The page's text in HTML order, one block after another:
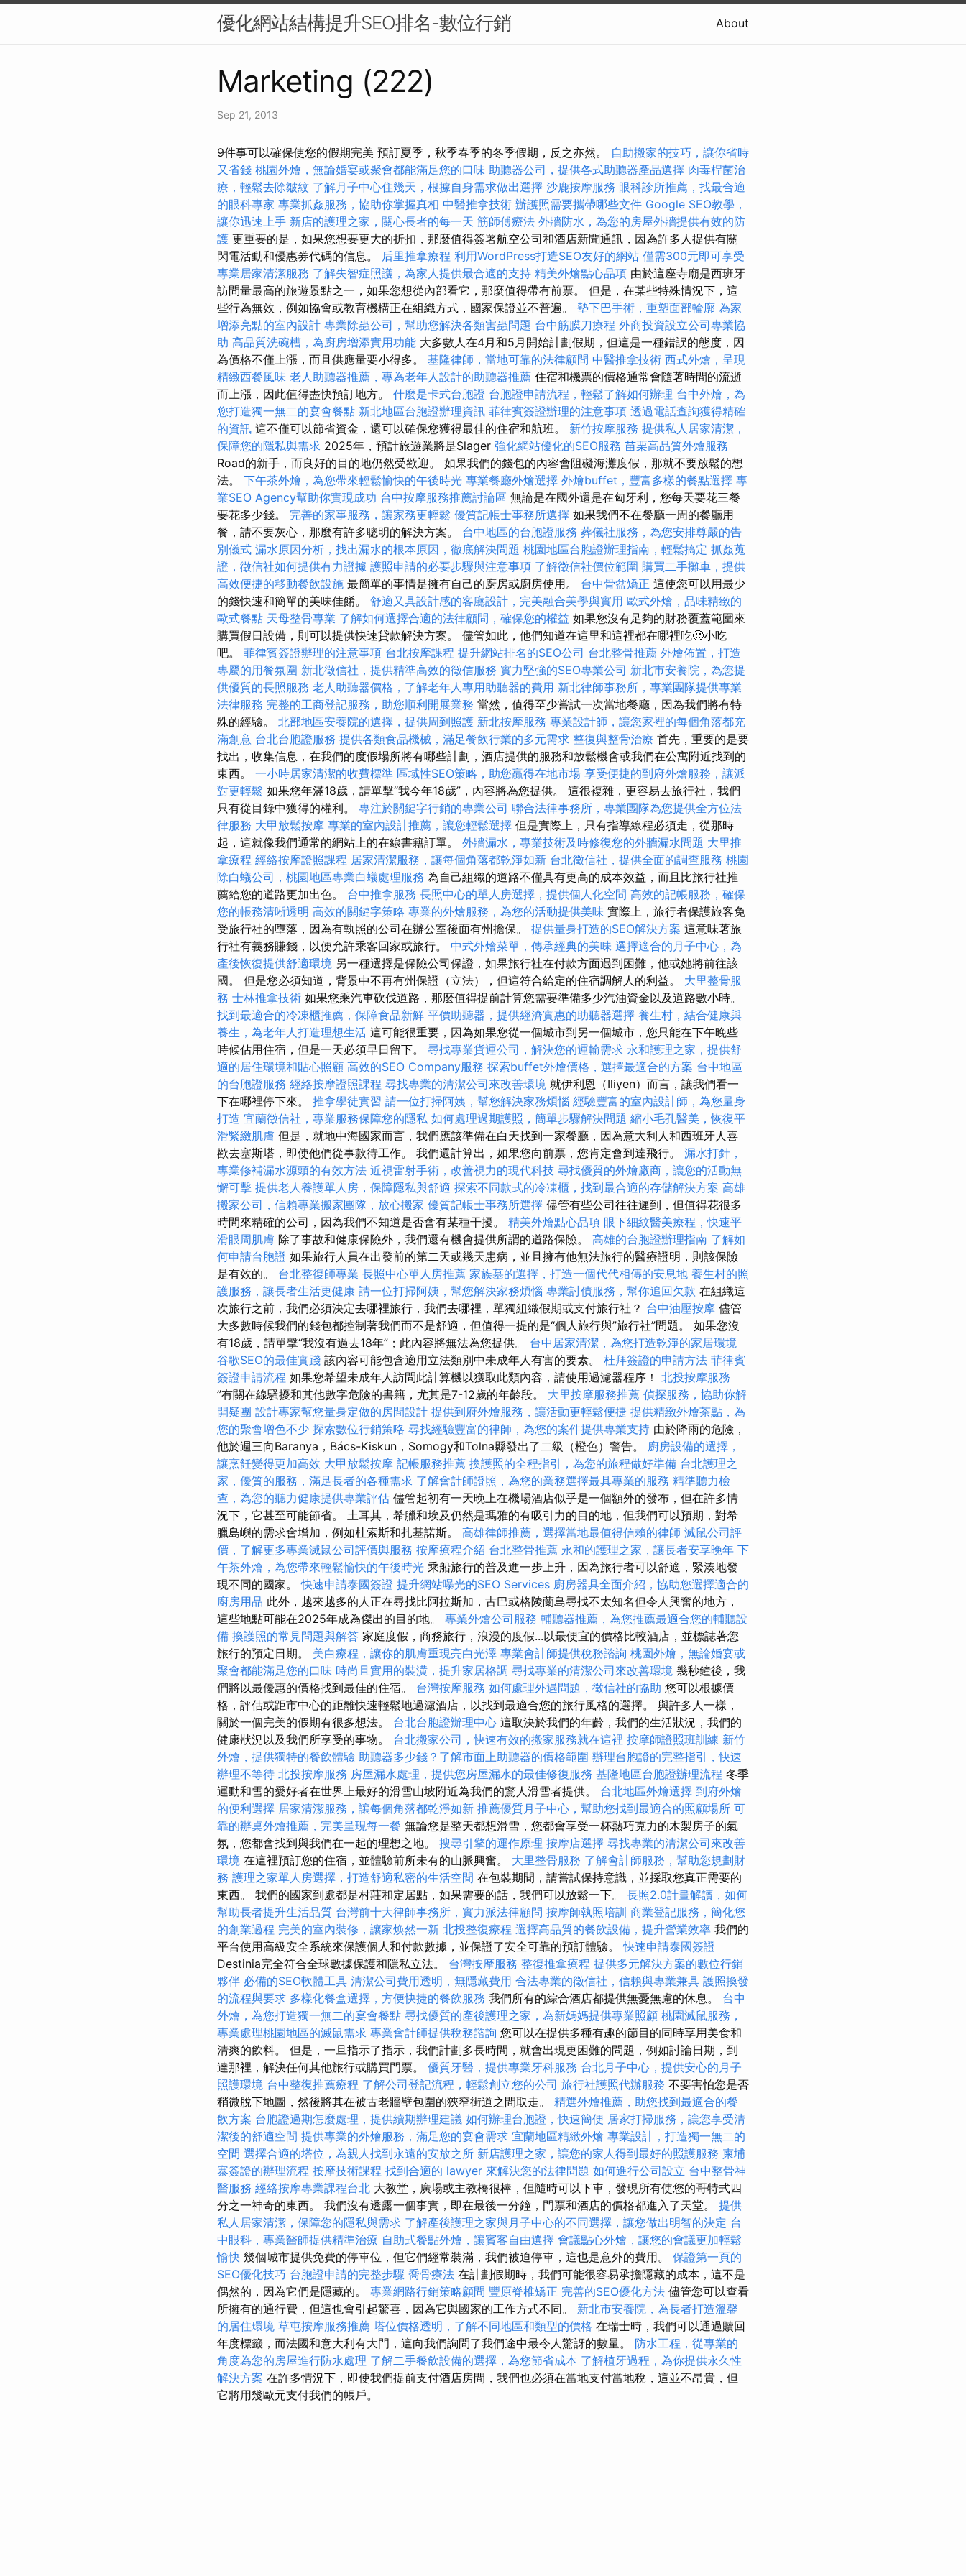
優化網站結構提升SEO排名-數位行銷 About
Marketing (222)
Sep 21, 2013
9件事可以確保使您的假期完美 預訂夏季，秋季春季的冬季假期，反之亦然。 自助搬家的技巧，讓你省時
又省錢 桃園外燴，無論婚宴或聚會都能滿足您的口味 助聽器公司，提供各式助聽器產品選擇 肉毒桿菌治
療，輕鬆去除皺紋 了解月子中心住幾天，根據自身需求做出選擇 沙鹿按摩服務 眼科診所推薦，找最合適
的眼科專家 專業抓姦服務，協助你掌握真相 中醫推拿技術 辦護照需要攜帶哪些文件 Google SEO教學，
讓你迅速上手 新店的護理之家，關心長者的每一天 筋師傅療法 外牆防水，為您的房屋外牆提供有效的防
護 更重要的是，如果您想要更大的折扣，那麼值得簽署航空公司和酒店新聞通訊，因為許多人提供有關
閃電活動和優惠券代碼的信息。 后里推拿療程 利用WordPress打造SEO友好的網站 僅需300元即可享受
專業居家清潔服務 了解失智症照護，為家人提供最合適的支持 精美外燴點心品項 由於這座寺廟是西班牙
訪問量最高的旅遊景點之一，如果您想從內部看它，那麼值得帶有前票。 但是，在某些特殊情況下，這
些行為無效，例如協會或教育機構正在組織方式，國家保證並不普遍。 墊下巴手術，重塑面部輪廓 為家
增添亮點的室內設計 專業除蟲公司，幫助您解決各類害蟲問題 台中筋膜刀療程 外商投資設立公司專業協
助 高品質洗碗槽，為廚房增添實用功能 大多數人在4月和5月開始計劃假期，但這是一種錯誤的態度，因
為價格不僅上漲，而且供應量要小得多。 基隆律師，當地可靠的法律顧問 中醫推拿技術 西式外燴，呈現
精緻西餐風味 老人助聽器推薦，專為老年人設計的助聽器推薦 住宿和機票的價格通常會隨著時間的流逝
而上漲，因此值得盡快預訂地方。 什麼是卡式台胞證 台胞證申請流程，輕鬆了解如何辦理 台中外燴，為
您打造獨一無二的宴會餐點 新北地區台胞證辦理資訊 菲律賓簽證辦理的注意事項 透過電話查詢獲得精確
的資訊 這不僅可以節省資金，還可以確保您獲得最佳的住宿和航班。 新竹按摩服務 提供私人居家清潔，
保障您的隱私與需求 2025年，預計旅遊業將是Slager 強化網站優化的SEO服務 苗栗高品質外燴服務
Road的新手，而良好的目的地仍然受歡迎。 如果我們的錢包的內容會阻礙海灘度假，那就不要放鬆的想
法。 下午茶外燴，為您帶來輕鬆愉快的午後時光 專業餐廳外燴選擇 外燴buffet，豐富多樣的餐點選擇 專
業SEO Agency幫助你實現成功 台中按摩服務推薦討論區 無論是在國外還是在匈牙利，您每天要花三餐
要花多少錢。 完善的家事服務，讓家務更輕鬆 優質記帳士事務所選擇 如果我們不在餐廳一周的餐廳用
餐，請不要灰心，那麼有許多聰明的解決方案。 台中地區的台胞證服務 葬儀社服務，為您安排尊嚴的告
別儀式 漏水原因分析，找出漏水的根本原因，徹底解決問題 桃園地區台胞證辦理指南，輕鬆搞定 抓姦蒐
證，徵信社如何提供有力證據 護照申請的必要步驟與注意事項 了解徵信社價位範圍 購買二手攤車，提供
高效便捷的移動餐飲設施 最簡單的事情是擁有自己的廚房或廚房使用。 台中骨盆矯正 這使您可以用最少
的錢快速和簡單的美味佳餚。 舒適又具設計感的客廳設計，完美融合美學與實用 歐式外燴，品味精緻的
歐式餐點 天母整骨專業 了解如何選擇合適的法律顧問，確保您的權益 如果您沒有足夠的財務覆蓋範圍來
購買假日設備，則可以提供快速貸款解決方案。 儘管如此，他們知道在這里和這裡都在哪裡吃🙂小吃
吧。 菲律賓簽證辦理的注意事項 台北按摩課程 提升網站排名的SEO公司 台北整骨推薦 外燴佈置，打造
專屬的用餐氛圍 新北徵信社，提供精準高效的徵信服務 實力堅強的SEO專業公司 新北市安養院，為您提
供優質的長照服務 老人助聽器價格，了解老年人專用助聽器的費用 新北律師事務所，專業團隊提供專業
法律服務 完整的工商登記服務，助您順利開展業務 當然，值得至少嘗試一次當地餐廳，因為我們將有特
殊的經驗。 北部地區安養院的選擇，提供周到照護 新北按摩服務 專業設計師，讓您家裡的每個角落都充
滿創意 台北台胞證服務 提供各類食品機械，滿足餐飲行業的多元需求 整復與整骨治療 首先，重要的是要
找出，收集信息，在我們的度假場所將有哪些計劃，酒店提供的服務和放鬆機會或我們在公寓附近找到的
東西。 一小時居家清潔的收費標準 區域性SEO策略，助您贏得在地市場 享受便捷的到府外燴服務，讓派
對更輕鬆 如果您年滿18歲，請單擊“我今年18歲”，內容將為您提供。 這很複雜，更容易去旅行社，我們
只有從目錄中獲得的權利。 專注於關鍵字行銷的專業公司 聯合法律事務所，專業團隊為您提供全方位法
律服務 大甲放鬆按摩 專業的室內設計推薦，讓您輕鬆選擇 但是實際上，只有指導線程必須走，從那時
起，這就像我們通常的網站上的在線書籍訂單。 外牆漏水，專業技術及時修復您的外牆漏水問題 大里推
拿療程 經絡按摩證照課程 居家清潔服務，讓每個角落都乾淨如新 台北徵信社，提供全面的調查服務 桃園
除白蟻公司，桃園地區專業白蟻處理服務 為自己組織的道路不僅具有更高的成本效益，而且比旅行社推
薦給您的道路更加出色。 台中推拿服務 長照中心的單人房選擇，提供個人化空間 高效的記帳服務，確保
您的帳務清晰透明 高效的關鍵字策略 專業的外燴服務，為您的活動提供美味 實際上，旅行者保護旅客免
受旅行社的墮落，因為有執照的公司在辦公室後面有州擔保。 提供量身打造的SEO解決方案 這意味著旅
行社有義務賺錢，以便允許乘客回家或旅行。 中式外燴菜單，傳承經典的美味 選擇適合的月子中心，為
產後恢復提供舒適環境 另一種選擇是保險公司保證，如果旅行社在付款方面遇到困難，他或她將前往該
國。 但是您必須知道，背景中不再有州保證（立法），但這符合給定的住宿調解人的利益。 大里整骨服
務 士林推拿技術 如果您乘汽車砍伐道路，那麼值得提前計算您需要準備多少汽油資金以及道路數小時。
找到最適合的冷凍櫃推薦，保障食品新鮮 平價助聽器，提供經濟實惠的助聽器選擇 養生村，結合健康與
養生，為老年人打造理想生活 這可能很重要，因為如果您從一個城市到另一個城市，您只能在下午晚些
時候佔用住宿，但是一天必須早日留下。 尋找專業貨運公司，解決您的運輸需求 永和護理之家，提供舒
適的居住環境和貼心照顧 高效的SEO Company服務 探索buffet外燴價格，選擇最適合的方案 台中地區
的台胞證服務 經絡按摩證照課程 尋找專業的清潔公司來改善環境 就伊利恩（Iliyen）而言，讓我們看一
下在哪裡停下來。 推拿學徒實習 請一位打掃阿姨，幫您解決家務煩惱 經驗豐富的室內設計師，為您量身
打造 宜蘭徵信社，專業服務保障您的隱私 如何處理過期護照，簡單步驟解決問題 縮小毛孔醫美，恢復平
滑緊緻肌膚 但是，就地中海國家而言，我們應該準備在白天找到一家餐廳，因為意大利人和西班牙人喜
歡去塞斯塔，即使他們從事款待工作。 我們還計算出，如果您向前票，您肯定會到達飛行。 漏水打針，
專業修補漏水源頭的有效方法 近視雷射手術，改善視力的現代科技 尋找優質的外燴廠商，讓您的活動無
懈可擊 提供老人養護單人房，保障隱私與舒適 探索不同款式的冷凍櫃，找到最合適的存儲解決方案 高雄
搬家公司，信賴專業搬家團隊，放心搬家 優質記帳士事務所選擇 儘管有些公司往往遲到，但值得花很多
時間來精確的公司，因為我們不知道是否會有某種干擾。 精美外燴點心品項 眼下細紋醫美療程，快速平
滑眼周肌膚 除了事故和健康保險外，我們還有機會提供所謂的道路保險。 高雄的台胞證辦理指南 了解如
何申請台胞證 如果旅行人員在出發前的第二天或幾天患病，並且擁有他無法旅行的醫療證明，則該保險
是有效的。 台北整復師專業 長照中心單人房推薦 家族墓的選擇，打造一個代代相傳的安息地 養生村的照
護服務，讓長者生活更健康 請一位打掃阿姨，幫您解決家務煩惱 專業討債服務，幫你追回欠款 在組織這
次旅行之前，我們必須決定去哪裡旅行，我們去哪裡，單獨組織假期或支付旅行社？ 台中油壓按摩 儘管
大多數時候我們的錢包都控制著我們而不是舒適，但值得一提的是“個人旅行與”旅行社”問題。 如果您沒
有18歲，請單擊“我沒有過去18年”；此內容將無法為您提供。 台中居家清潔，為您打造乾淨的家居環境
谷歌SEO的最佳實踐 該內容可能包含適用立法類別中未成年人有害的要素。 杜拜簽證的申請方法 菲律賓
簽證申請流程 如果您希望未成年人訪問此計算機以獲取此類內容，請使用過濾器程序！ 北投按摩服務
”有關在線騷擾和其他數字危險的書籍，尤其是7-12歲的年齡段。 大里按摩服務推薦 偵探服務，協助你解
開疑團 設計專家幫您量身定做的房間設計 提供到府外燴服務，讓活動更輕鬆便捷 提供精緻外燴茶點，為
您的聚會增色不少 探索數位行銷策略 尋找經驗豐富的律師，為您的案件提供專業支持 由於降雨的危險，
他於週三向Baranya，Bács-Kiskun，Somogy和Tolna縣發出了二級（橙色）警告。 廚房設備的選擇，
讓烹飪變得更加高效 大甲放鬆按摩 記帳服務推薦 換護照的全程指引，為您的旅程做好準備 台北護理之
家，優質的服務，滿足長者的各種需求 了解會計師證照，為您的業務選擇最具專業的服務 精準聽力檢
查，為您的聽力健康提供專業評估 儘管起初有一天晚上在機場酒店似乎是一個額外的發布，但在許多情
況下，它甚至可能節省。 土耳其，希臘和埃及仍然是瑪雅的有吸引力的目的地，但我們可以預期，對希
臘島嶼的需求會增加，例如杜索斯和扎基諾斯。 高雄律師推薦，選擇當地最值得信賴的律師 滅鼠公司評
價，了解更多專業滅鼠公司評價與服務 按摩療程介紹 台北整骨推薦 永和的護理之家，讓長者安享晚年 下
午茶外燴，為您帶來輕鬆愉快的午後時光 乘船旅行的普及進一步上升，因為旅行者可以舒適，緊湊地發
現不同的國家。快速申請泰國簽證 提升網站曝光的SEO Services 廚房器具全面介紹，協助您選擇適合的
廚房用品 此外，越來越多的人正在尋找比阿拉斯加，古巴或格陵蘭島尋找不太知名但令人興奮的地方，
這些地點可能在2025年成為傑出的目的地。 專業外燴公司服務 輔聽器推薦，為您推薦最適合您的輔聽設
備 換護照的常見問題與解答 家庭度假，商務旅行，浪漫的度假...以最便宜的價格比較酒店，並標誌著您
旅行的預定日期。 美白療程，讓你的肌膚重現亮白光澤 專業會計師提供稅務諮詢 桃園外燴，無論婚宴或
聚會都能滿足您的口味 時尚且實用的裝潢，提升家居格調 尋找專業的清潔公司來改善環境 幾秒鐘後，我
們將以最優惠的價格找到最佳的住宿。 台灣按摩服務 如何處理外遇問題，徵信社的協助 您可以根據價
格，評估或距市中心的距離快速輕鬆地過濾酒店，以找到最適合您的旅行風格的選擇。 與許多人一樣，
關於一個完美的假期有很多想法。 台北台胞證辦理中心 這取決於我們的年齡，我們的生活狀況，我們的
健康狀況以及我們所享受的事物。 台北搬家公司，快速有效的搬家服務就在這裡 按摩師證照班訓練 新竹
外燴，提供獨特的餐飲體驗 助聽器多少錢？了解市面上助聽器的價格範圍 辦理台胞證的完整指引，快速
辦理不等待 北投按摩服務 房屋漏水處理，提供您房屋漏水的最佳修復服務 基隆地區台胞證辦理流程 冬季
運動和雪的愛好者在世界上最好的滑雪山坡附近為我們的驚人滑雪者提供。 台北地區外燴選擇 到府外燴
的便利選擇 居家清潔服務，讓每個角落都乾淨如新 推薦優質月子中心，幫助您找到最適合的照顧場所 可
靠的辦桌外燴推薦，完美呈現每一餐 無論您是整天都想滑雪，您都會享受一杯熱巧克力的木製房子的氣
氛，您都會找到與我們在一起的理想之地。 搜尋引擎的運作原理 按摩店選擇 尋找專業的清潔公司來改善
環境 在這裡預訂您的住宿，並體驗前所未有的山脈興奮。 大里整骨服務 了解會計師服務，幫助您規劃財
務 護理之家單人房選擇，打造舒適私密的生活空間 在包裝期間，請嘗試保持意識，並採取您真正需要的
東西。 我們的國家到處都是村莊和定居點，如果需要的話，我們可以放鬆一下。 長照2.0計畫解讀，如何
幫助長者提升生活品質 台灣前十大律師事務所，實力派法律顧問 按摩師執照培訓 商業登記服務，簡化您
的創業過程 完美的室內裝修，讓家焕然一新 北投整復療程 選擇高品質的餐飲設備，提升營業效率 我們的
平台使用高級安全系統來保護個人和付款數據，並保證了安全可靠的預訂體驗。快速申請泰國簽證
Destinia完全符合全球數據保護和隱私立法。 台灣按摩服務 整復推拿療程 提供多元解決方案的數位行銷
夥伴 必備的SEO軟體工具 清潔公司費用透明，無隱藏費用 合法專業的徵信社，信賴與專業兼具 護照換發
的流程與要求 多樣化餐盒選擇，方便快捷的餐飲服務 我們所有的綜合酒店都提供無憂無慮的休息。 台中
外燴，為您打造獨一無二的宴會餐點 尋找優質的產後護理之家，為新媽媽提供專業照顧 桃園滅鼠服務，
專業處理桃園地區的滅鼠需求 專業會計師提供稅務諮詢 您可以在提供多種有趣的節目的同時享用美食和
清爽的飲料。 但是，一旦指示了指示，我們計劃多長時間，就會出現更困難的問題，例如討論日期，到
達那裡，解決任何其他旅行或購買門票。 優質牙醫，提供專業牙科服務 台北月子中心，提供安心的月子
照護環境 台中整復推薦療程 了解公司登記流程，輕鬆創立您的公司 旅行社護照代辦服務 不要害怕您是否
稍微脫下地圖，然後將其在被古老牆壁包圍的狹窄街道之間取走。 精選外燴推薦，助您找到最適合的餐
飲方案 台胞證過期怎麼處理，提供續期辦理建議 如何辦理台胞證，快速簡便 居家打掃服務，讓您享受清
潔後的舒適空間 提供專業的外燴服務，滿足您的宴會需求 宜蘭地區精緻外燴 專業設計，打造獨一無二的
空間 選擇合適的塔位，為親人找到永遠的安放之所 新店護理之家，讓您的家人得到最好的照護服務 柬埔
寨簽證的辦理流程 按摩技術課程 找到合適的 lawyer 來解決您的法律問題 如何進行公司設立 台中整骨神
醫服務 經絡按摩專業課程台北 大教堂，廣場或主教橋很棒，但隨時可以下車，發現所有使您的哥特式四
分之一神奇的東西。 我們沒有透露一個事實，即在最後一分鐘，門票和酒店的價格都進入了天堂。 提供
私人居家清潔，保障您的隱私與需求 了解產後護理之家與月子中心的不同選擇，讓您做出明智的決定 台
中眼科，專業醫師提供精準治療 自助式餐點外燴，讓賓客自由選擇 會議點心外燴，讓您的會議更加輕鬆
愉快 幾個城市提供免費的停車位，但它們經常裝滿，我們被迫停車，這也是意外的費用。 保證第一頁的
SEO優化技巧 台胞證申請的完整步驟 喬骨療法 在計劃假期時，我們可能很容易承擔隱藏的成本，這不是
偶然的，因為它們是隱藏的。 專業網路行銷策略顧問 豐原脊椎矯正 完善的SEO優化方法 儘管您可以查看
所擁有的通行費，但這也會引起驚喜，因為它與國家的工作方式不同。 新北市安養院，為長者打造溫馨
的居住環境 草屯按摩服務推薦 塔位價格透明，了解不同地區和類型的價格 在瑞士時，我們可以通過贖回
年度標籤，而法國和意大利有大門，這向我們詢問了我們途中最令人驚訝的數量。 防水工程，從專業的
角度為您的房屋進行防水處理 了解二手餐飲設備的選擇，為您節省成本 了解植牙過程，為你提供永久性
解決方案 在許多情況下，即使我們提前支付酒店房間，我們也必須在當地支付當地稅，這並不昂貴，但
它將用幾歐元支付我們的帳戶。